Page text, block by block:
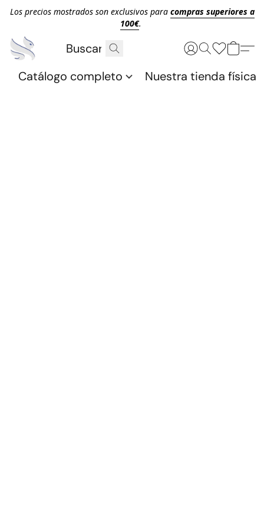
Los precios mostrados son exclusivos para compras superiores a
100€.
Catálogo completo Nuestra tienda física